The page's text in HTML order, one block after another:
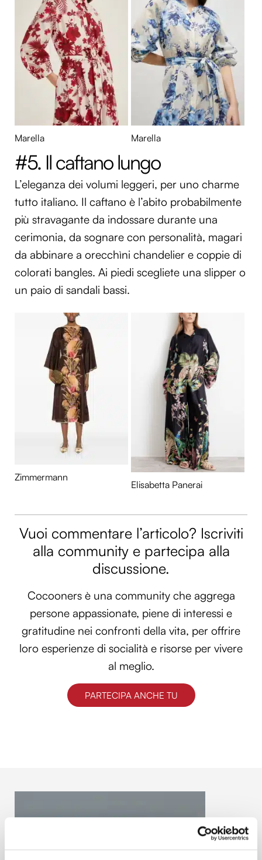
Marella Marella
#5. Il caftano lungo
L’eleganza dei volumi leggeri, per uno charme
tutto italiano. Il caftano è l’abito probabilmente
più stravagante da indossare durante una
cerimonia, da sognare con personalità, magari
da abbinare a orecchìni chandelier e coppie di
colorati bangles. Ai piedi scegliete una slipper o
un paio di sandali bassi.
Zimmermann
Elisabetta Panerai
Vuoi commentare l’articolo? Iscriviti
alla community e partecipa alla
discussione.
Cocooners è una community che aggrega
persone appassionate, piene di interessi e
gratitudine nei confronti della vita, per offrire
loro esperienze di socialità e risorse per vivere
al meglio.
PARTECIPA ANCHE TU